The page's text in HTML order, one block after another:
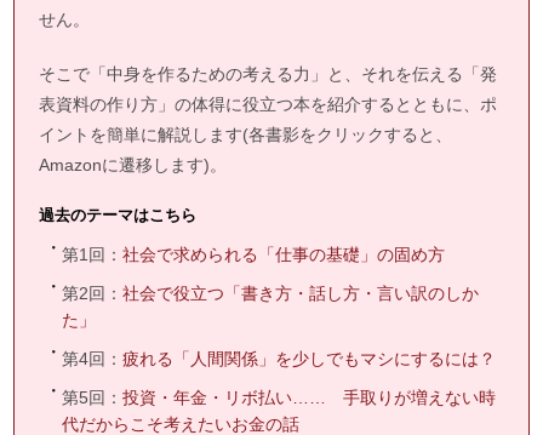
せん。
そこで「中身を作るための考える力」と、それを伝える「発
表資料の作り方」の体得に役立つ本を紹介するとともに、ポ
イントを簡単に解説します(各書影をクリックすると、
Amazonに遷移します)。
過去のテーマはこちら
第1回：社会で求められる「仕事の基礎」の固め方
第2回：社会で役立つ「書き方・話し方・言い訳のしか
た」
第4回：疲れる「人間関係」を少しでもマシにするには？
第5回：投資・年金・リボ払い…… 手取りが増えない時
代だからこそ考えたいお金の話